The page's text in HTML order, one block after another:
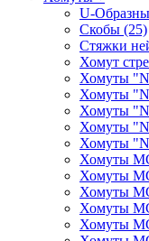
U-
Скобы (25)
Стяжки
Хомут
Хомуты
Хомуты
Хомуты
Хомуты
Хомуты
Хомуты
Хомуты
Хомуты
Хомуты
Хомуты